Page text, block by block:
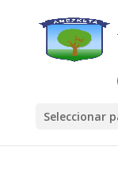
Seleccionar